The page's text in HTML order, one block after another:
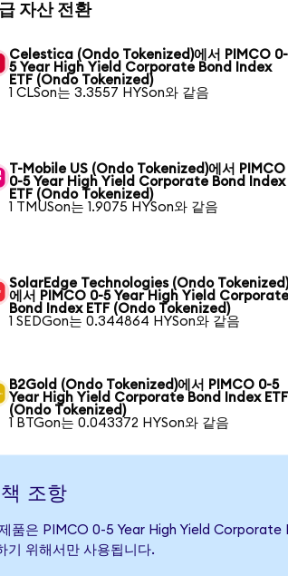
자산 전환
Celestica (Ondo Tokenized)에서 PIMCO 0-
5 Year High Yield Corporate Bond Index
ETF (Ondo Tokenized)
1 CLSon는 3.3557 HYSon와 같음
T-Mobile US (Ondo Tokenized)에서 PIMCO
0-5 Year High Yield Corporate Bond Index
ETF (Ondo Tokenized)
1 TMUSon는 1.9075 HYSon와 같음
SolarEdge Technologies (Ondo
에서 PIMCO 0-5 Year High Yield Corporate
Bond Index ETF (Ondo Tokenized)
1 SEDGon는 0.344864 HYSon와 같음
B2Gold (Ondo Tokenized)에서 PIMCO 0-5
Year High Yield Corporate Bond Index ETF
(Ondo Tokenized)
1 BTGon는 0.043372 HYSon와 같음
조항
품은 PIMCO 0-5 Year High Yield Corporate
기 위해서만 사용됩니다.